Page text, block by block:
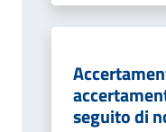
seguito di